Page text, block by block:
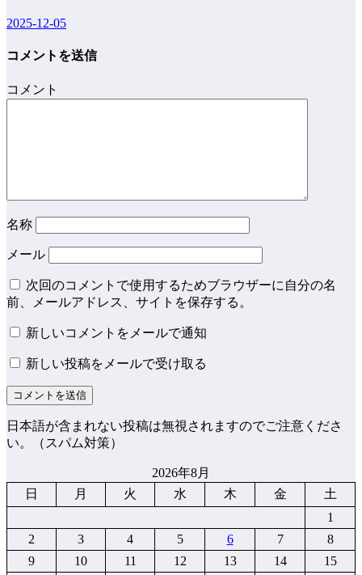
2025-12-05
コメントを送信
コメント
名称
メール
次回のコメントで使用するためブラウザーに自分の名
前、メールアドレス、サイトを保存する。
新しいコメントをメールで通知
新しい投稿をメールで受け取る
日本語が含まれない投稿は無視されますのでご注意くださ
い。（スパム対策）
2026年8月
日
月 火 水 木 金
土
1
2
3 4 5 6 7
8
9
10 11 12 13 14
15